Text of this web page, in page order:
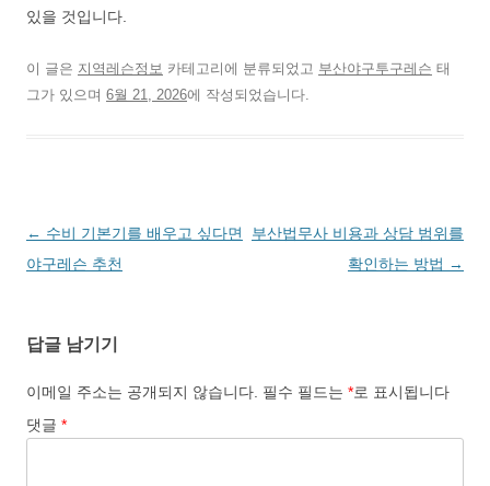
있을 것입니다.
이 글은 지역레슨정보 카테고리에 분류되었고 부산야구투구레슨 태
그가 있으며 6월 21, 2026에 작성되었습니다.
글
네
이
션
← 수비 기본기를 배우고 싶다면
야구레슨 추천
부산법무사 비용과 상담 범위를
확인하는 방법 →
답글 남기기
이메일 주소는 공개되지 않습니다. 필수 필드는 *로 표시됩니다
댓글 *